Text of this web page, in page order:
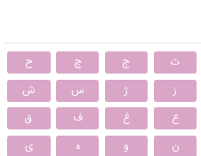
ث ج چ
ح
ز ژ س
ش
ع غ ف
ق
ن و ه ی